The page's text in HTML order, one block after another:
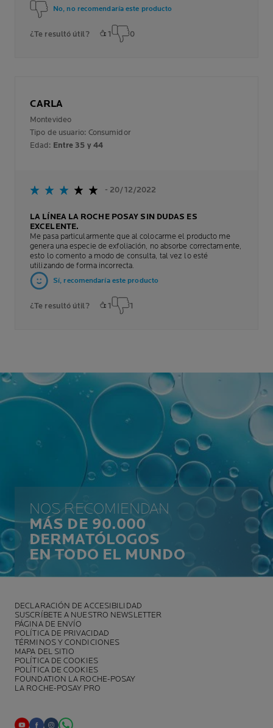
No, no recomendaría este producto
¿Te resultó útil? 1 0
CARLA
Montevideo
Tipo de usuario: Consumidor
Edad: Entre 35 y 44
- 20/12/2022
LA LÍNEA LA ROCHE POSAY SIN DUDAS ES
EXCELENTE.
Me pasa particularmente que al colocarme el producto me
genera una especie de exfoliación, no absorbe correctamente,
esto lo comento a modo de consulta, tal vez lo esté
utilizando de forma incorrecta.
Sí, recomendaría este producto
¿Te resultó útil? 1 1
NOS RECOMIENDAN
MÁS DE 90.000
DERMATÓLOGOS
EN TODO EL MUNDO
DECLARACIÓN DE ACCESIBILIDAD
SUSCRÍBETE A NUESTRO NEWSLETTER
PÁGINA DE ENVÍO
POLÍTICA DE PRIVACIDAD
TÉRMINOS Y CONDICIONES
MAPA DEL SITIO
POLÍTICA DE COOKIES
POLÍTICA DE COOKIES
FOUNDATION LA ROCHE-POSAY
LA ROCHE-POSAY PRO